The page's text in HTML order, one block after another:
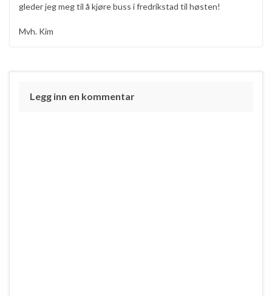
gleder jeg meg til å kjøre buss i fredrikstad til høsten!
Mvh. Kim
Legg inn en kommentar